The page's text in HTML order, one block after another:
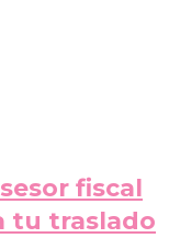
fiscal
tu traslado